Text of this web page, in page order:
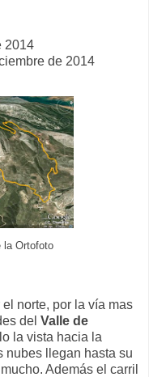
2014
de 2014
la Ortofoto
el norte, por la vía mas
del Valle de
la vista hacia la
nubes llegan hasta su
Además el carril